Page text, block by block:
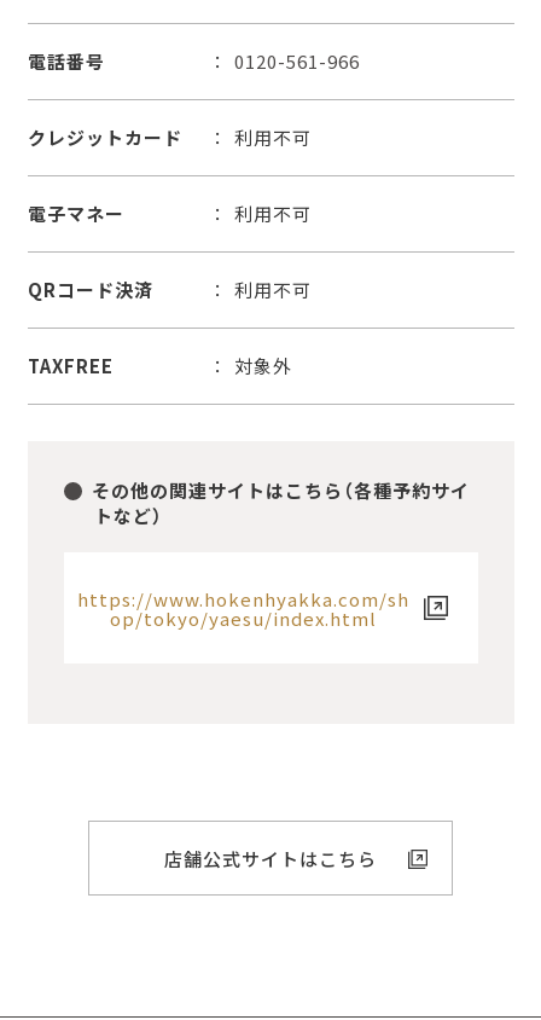
電話番号 0120-561-966
クレジットカード 利用不可
電子マネー 利用不可
QRコード決済 利用不可
TAXFREE 対象外
その他の関連サイトはこちら（各種予約サイ
トなど）
https://www.hokenhyakka.com/sh
op/tokyo/yaesu/index.html
店舗公式サイトはこちら